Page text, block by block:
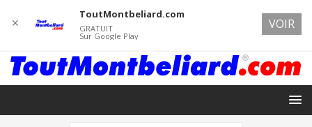
✕
ToutMontbeliard.com
GRATUIT
Sur Google Play
VOIR